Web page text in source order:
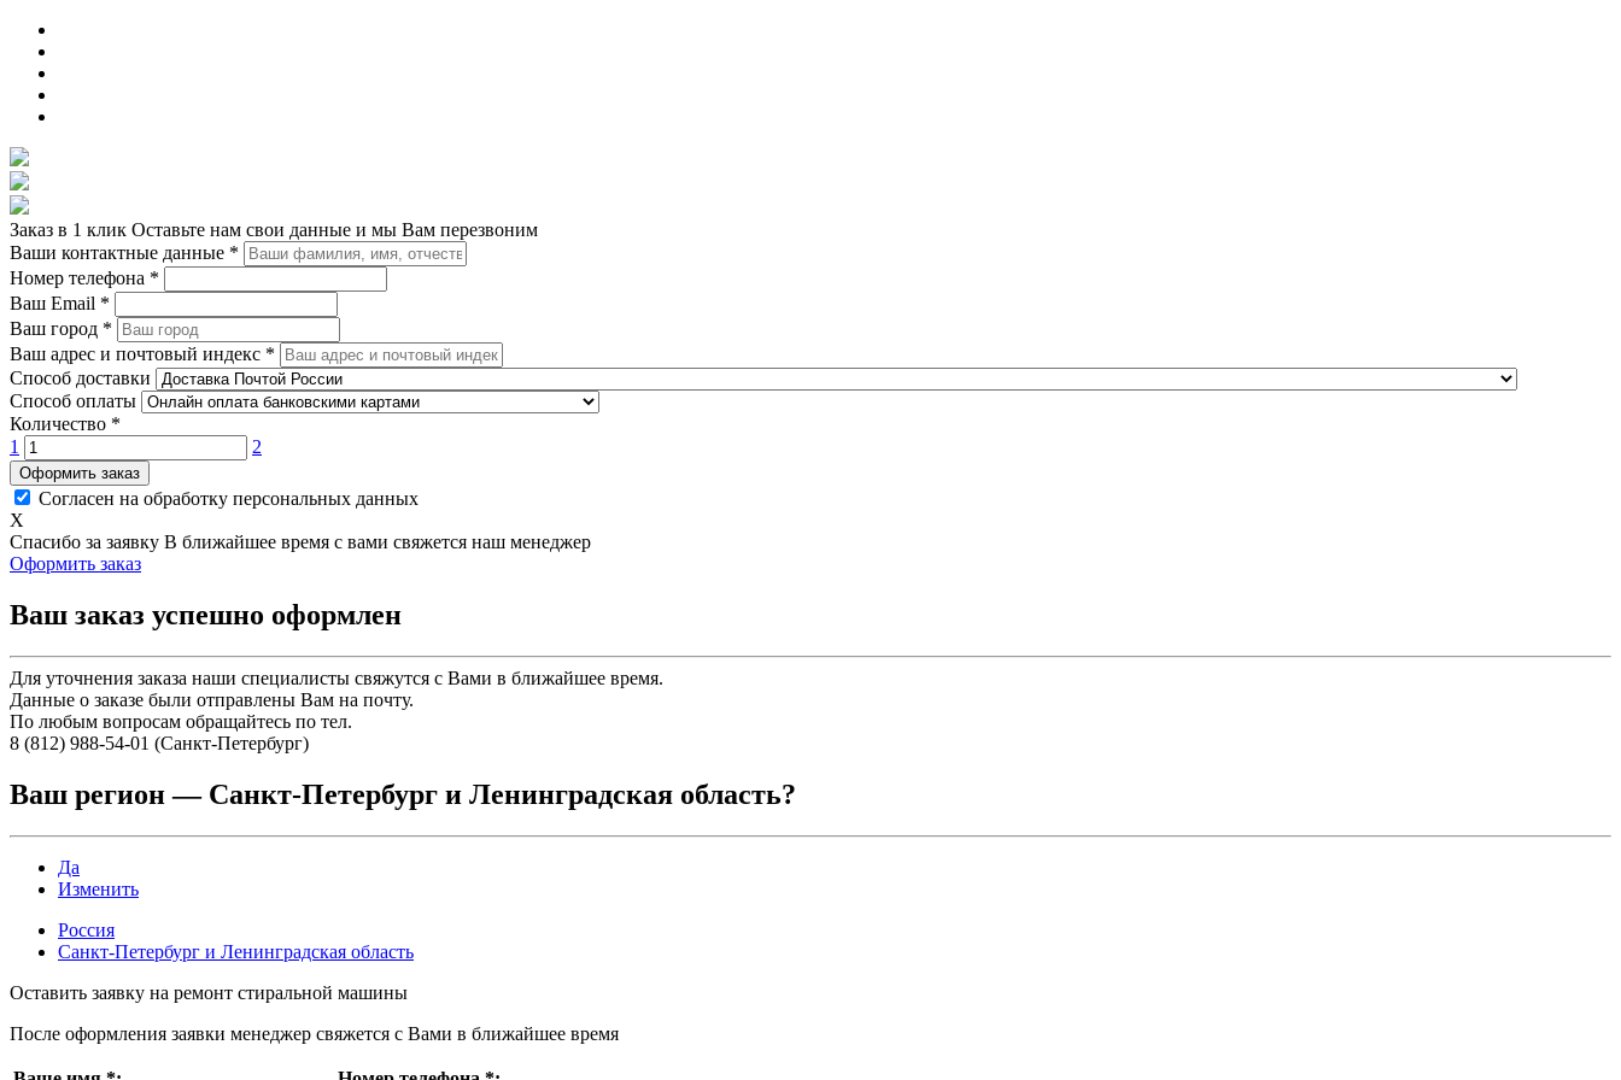
Заказ в 1 клик Оставьте нам свои данные и мы Вам перезвоним
Ваши контактные данные *
Номер телефона *
Ваш Email *
Ваш город *
Ваш адрес и почтовый индекс *
Способ доставки
Способ оплаты
Количество *
1
2
Оформить заказ
Согласен на обработку персональных данных
X
Спасибо за заявку В ближайшее время с вами свяжется наш менеджер
Оформить заказ
Ваш заказ успешно оформлен
Для уточнения заказа наши специалисты свяжутся с Вами в ближайшее время.
Данные о заказе были отправлены Вам на почту.
По любым вопросам обращайтесь по тел.
8 (812) 988-54-01 (Санкт-Петербург)
Ваш регион — Санкт-Петербург и Ленинградская область?
Да
Изменить
Россия
Санкт-Петербург и Ленинградская область
Оставить заявку на ремонт стиральной машины
После оформления заявки менеджер свяжется с Вами в ближайшее время